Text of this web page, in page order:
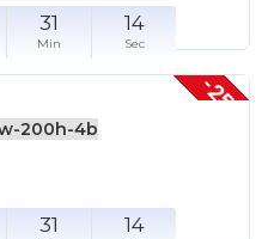
-25 %
31
Min
14
Sec
200h-4b
31 14